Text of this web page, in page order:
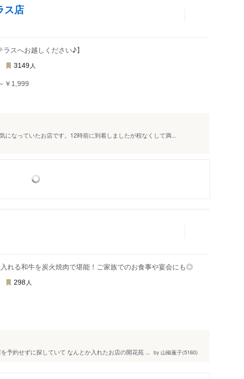
ス店
スへお越しください♪】
3149 人
￥1,999
になっていたお店です。12時前に到着しましたが程なくして満...
れる和牛を炭火焼肉で堪能！ご家族でのお食事や宴会にも◎
298 人
予約せずに探していて なんとか入れたお店の開花苑 ... by 山椒薫子(5160)